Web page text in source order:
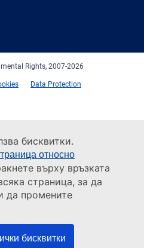
бисквитки.
относно
върху връзката
страница, за да
да промените
бисквитки
Rights, 2007-2026
Data Protection